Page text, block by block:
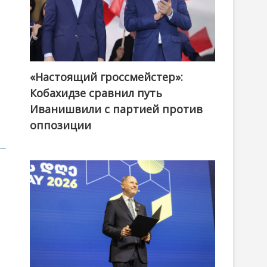
@ქართული ოცნება / Georgian Dream
«Настоящий гроссмейстер»:
Кобахидзе сравнил путь
Иванишвили с партией против
оппозиции